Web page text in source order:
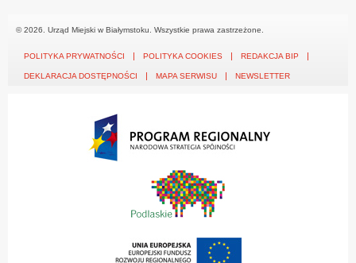
© 2026. Urząd Miejski w Białymstoku. Wszystkie prawa zastrzeżone.
POLITYKA PRYWATNOŚCI POLITYKA COOKIES REDAKCJA BIP
DEKLARACJA DOSTĘPNOŚCI MAPA SERWISU NEWSLETTER